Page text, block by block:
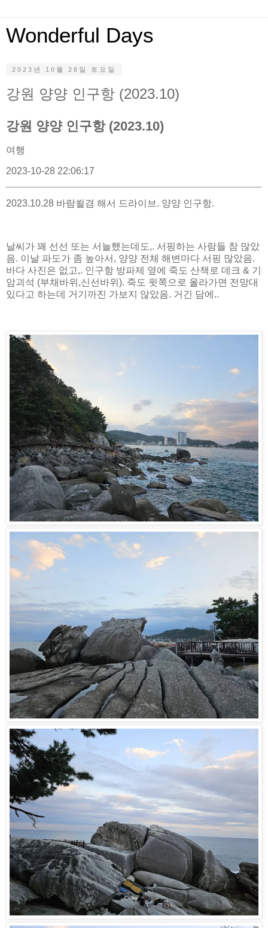
Wonderful Days
2023년 10월 28일 토요일
강원 양양 인구항 (2023.10)
강원 양양 인구항 (2023.10)
여행
2023-10-28 22:06:17
2023.10.28 바람쐴겸 해서 드라이브. 양양 인구항.
날씨가 꽤 선선 또는 서늘했는데도,. 서핑하는 사람들 참 많았
음. 이날 파도가 좀 높아서, 양양 전체 해변마다 서핑 많았음.
바다 사진은 없고,. 인구항 방파제 옆에 죽도 산책로 데크 & 기
암괴석 (부채바위,신선바위). 죽도 윗쪽으로 올라가면 전망대
있다고 하는데 거기까진 가보지 않았음. 거긴 담에..